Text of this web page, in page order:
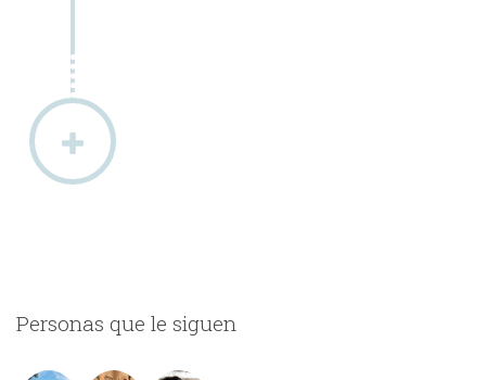
Personas que le siguen